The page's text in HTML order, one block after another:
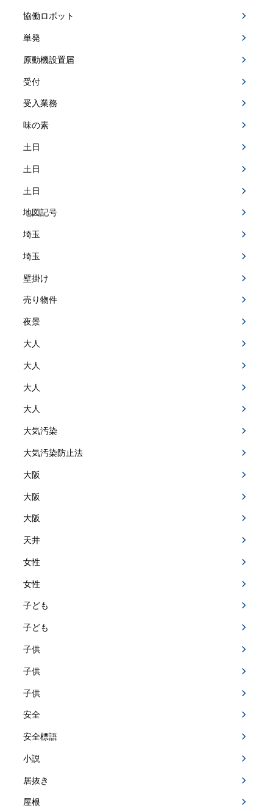
協働ロボット
単発
原動機設置届
受付
受入業務
味の素
土日
土日
土日
地図記号
埼玉
埼玉
壁掛け
売り物件
夜景
大人
大人
大人
大人
大気汚染
大気汚染防止法
大阪
大阪
大阪
天井
女性
女性
子ども
子ども
子供
子供
子供
安全
安全標語
小説
居抜き
屋根